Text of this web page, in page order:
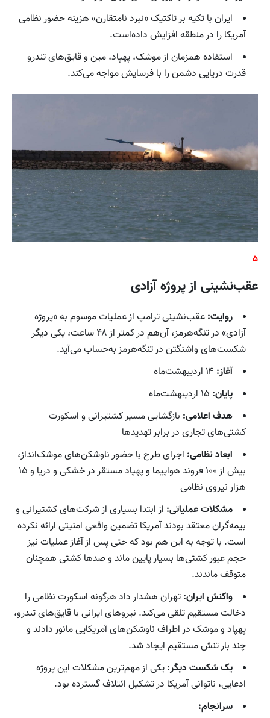
ایران با تکیه بر تاکتیک «نبرد نامتقارن» هزینه حضور نظامی
آمریکا را در منطقه افزایش داده‌است.
استفاده همزمان از موشک، پهپاد، مین و قایق‌های تندرو
قدرت دریایی دشمن را با فرسایش مواجه می‌کند.
۵
عقب‌نشینی از پروژه آزادی
روایت: عقب‌نشینی ترامپ از عملیات موسوم به «پروژه
آزادی» در تنگه‌هرمز، آن‌هم در کمتر از ۴۸ ساعت، یکی دیگر
شکست‌های واشنگتن در تنگه‌هرمز به‌حساب می‌آید.
آغاز:
پایان:
هدف اعلامی: بازگشایی مسیر کشتیرانی و اسکورت
کشتی‌های تجاری در برابر تهدیدها
ابعاد نظامی: اجرای طرح با حضور ناوشکن‌های موشک‌انداز،
بیش از ۱۰۰ فروند هواپیما و پهپاد مستقر در خشکی و دریا و ۱۵
هزار نیروی نظامی
مشکلات عملیاتی: از ابتدا بسیاری از شرکت‌های کشتیرانی و
بیمه‌گران معتقد بودند آمریکا تضمین واقعی امنیتی ارائه نکرده
است. با توجه به این هم بود که حتی پس از آغاز عملیات نیز
حجم عبور کشتی‌ها بسیار پایین ماند و صدها کشتی همچنان
متوقف ماندند.
واکنش ایران: تهران هشدار داد هرگونه اسکورت نظامی را
دخالت مستقیم تلقی می‌کند. نیروهای ایرانی با قایق‌های تندرو،
پهپاد و موشک در اطراف ناوشکن‌های آمریکایی مانور دادند و
چند بار تنش مستقیم ایجاد شد.
یک شکست دیگر: یکی از مهم‌ترین مشکلات این پروژه
ادعایی، ناتوانی آمریکا در تشکیل ائتلاف گسترده بود.
سرانجام: